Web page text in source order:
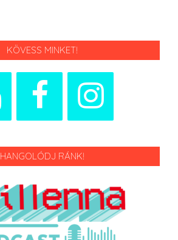
KÖVESS MINKET!
HANGOLÓDJ RÁNK!